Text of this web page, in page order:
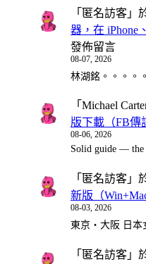
「 匿名訪客 」
器，在 iPhone
發佈留言
08-07, 2026
林湖銘。。。。。
「 Michael
版下載（FB傳
08-06, 2026
Solid guide —
「 匿名訪客 」
新版（
08-03, 2026
東京・大阪 日
「 匿名訪客 」